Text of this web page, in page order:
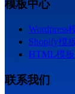
模板中心
Wordpress
Shopify模
HTML模板
联系我们